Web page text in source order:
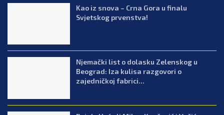
Kao iz snova – Crna Gora u finalu
Svjetskog prvenstva!
Njemački list o dolasku Zelenskog u
Beograd: Iza kulisa razgovori o
zajedničkoj fabrici...